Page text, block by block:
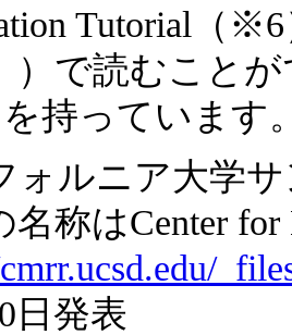
Tutorial（
で読むことが
持っています
ォルニア大学
称はCenter for
日発表